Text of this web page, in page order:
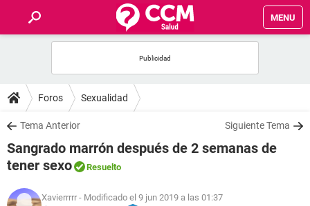
MENU
FOROS
SALUD
FAMILIA
NUTRICIÓN
Foros Sexualidad
Tema Anterior Siguiente Tema
Sangrado marrón después de 2 semanas de
tener sexo
Resuelto
Xavierrrrr - Modificado el 9 jun 2019 a las 01:37